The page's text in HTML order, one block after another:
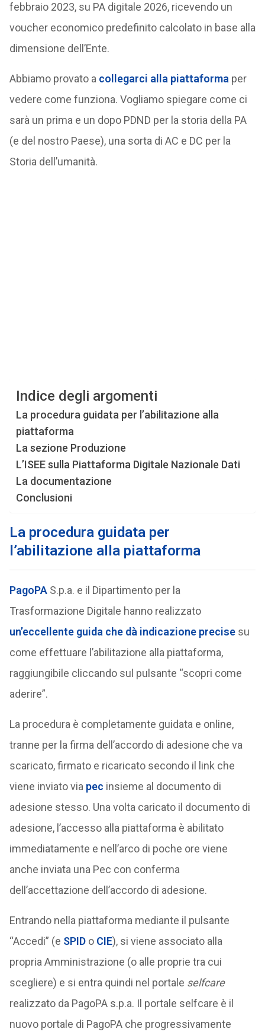
febbraio 2023, su PA digitale 2026, ricevendo un
voucher economico predefinito calcolato in base alla
dimensione dell’Ente.
Abbiamo provato a collegarci alla piattaforma per
vedere come funziona. Vogliamo spiegare come ci
sarà un prima e un dopo PDND per la storia della PA
(e del nostro Paese), una sorta di AC e DC per la
Storia dell’umanità.
Indice degli argomenti
La procedura guidata per l’abilitazione alla
piattaforma
La sezione Produzione
L’ISEE sulla Piattaforma Digitale Nazionale Dati
La documentazione
Conclusioni
La procedura guidata per
l’abilitazione alla piattaforma
PagoPAS.p.a. e il Dipartimento per la
Trasformazione Digitale hanno realizzato
un’eccellente guida che dà indicazione precisesu
come effettuare l’abilitazione alla piattaforma,
raggiungibile cliccando sul pulsante “scopri come
aderire”.
La procedura è completamente guidata e online,
tranne per la firma dell’accordo di adesione che va
scaricato, firmato e ricaricato secondo il link che
viene inviato via pec insieme al documento di
adesione stesso. Una volta caricato il documento di
adesione, l’accesso alla piattaforma è abilitato
immediatamente e nell’arco di poche ore viene
anche inviata una Pec con conferma
dell’accettazione dell’accordo di adesione.
Entrando nella piattaforma mediante il pulsante
“Accedi” (e SPIDo CIE), si viene associato alla
propria Amministrazione (o alle proprie tra cui
scegliere) e si entra quindi nel portale selfcare
realizzato da PagoPA s.p.a. Il portale selfcare è il
nuovo portale di PagoPA che progressivamente